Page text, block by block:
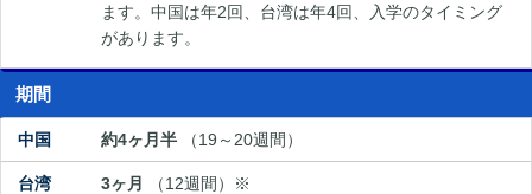
ます。中国は年2回、台湾は年4回、入学のタイミング
があります。
期間
約4ヶ月半 （19～20週間）
3ヶ月
（12週間）※